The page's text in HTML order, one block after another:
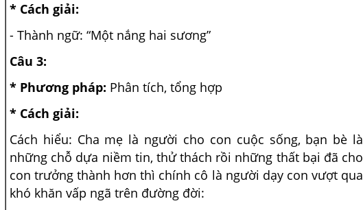
* Cách giải:
- Thành ngữ: “Một nắng hai sương”
Câu 3:
* Phương pháp: Phân tích, tổng hợp
* Cách giải:
Cách hiểu: Cha mẹ là người cho con cuộc sống, bạn bè là
những chỗ dựa niềm tin, thử thách rồi những thất bại đã cho
con trưởng thành hơn thì chính cô là người dạy con vượt qua
khó khăn vấp ngã trên đường đời: